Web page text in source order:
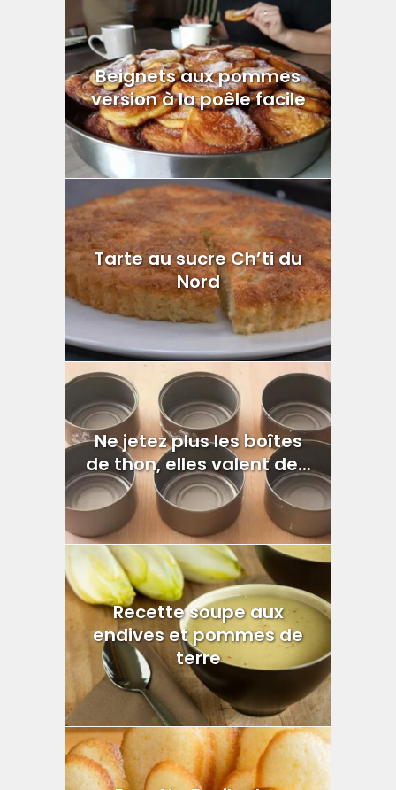
Beignets aux pommes
version à la poêle facile
Tarte au sucre Ch’ti du
Nord
Ne jetez plus les boîtes
de thon, elles valent de...
Recette soupe aux
endives et pommes de
terre